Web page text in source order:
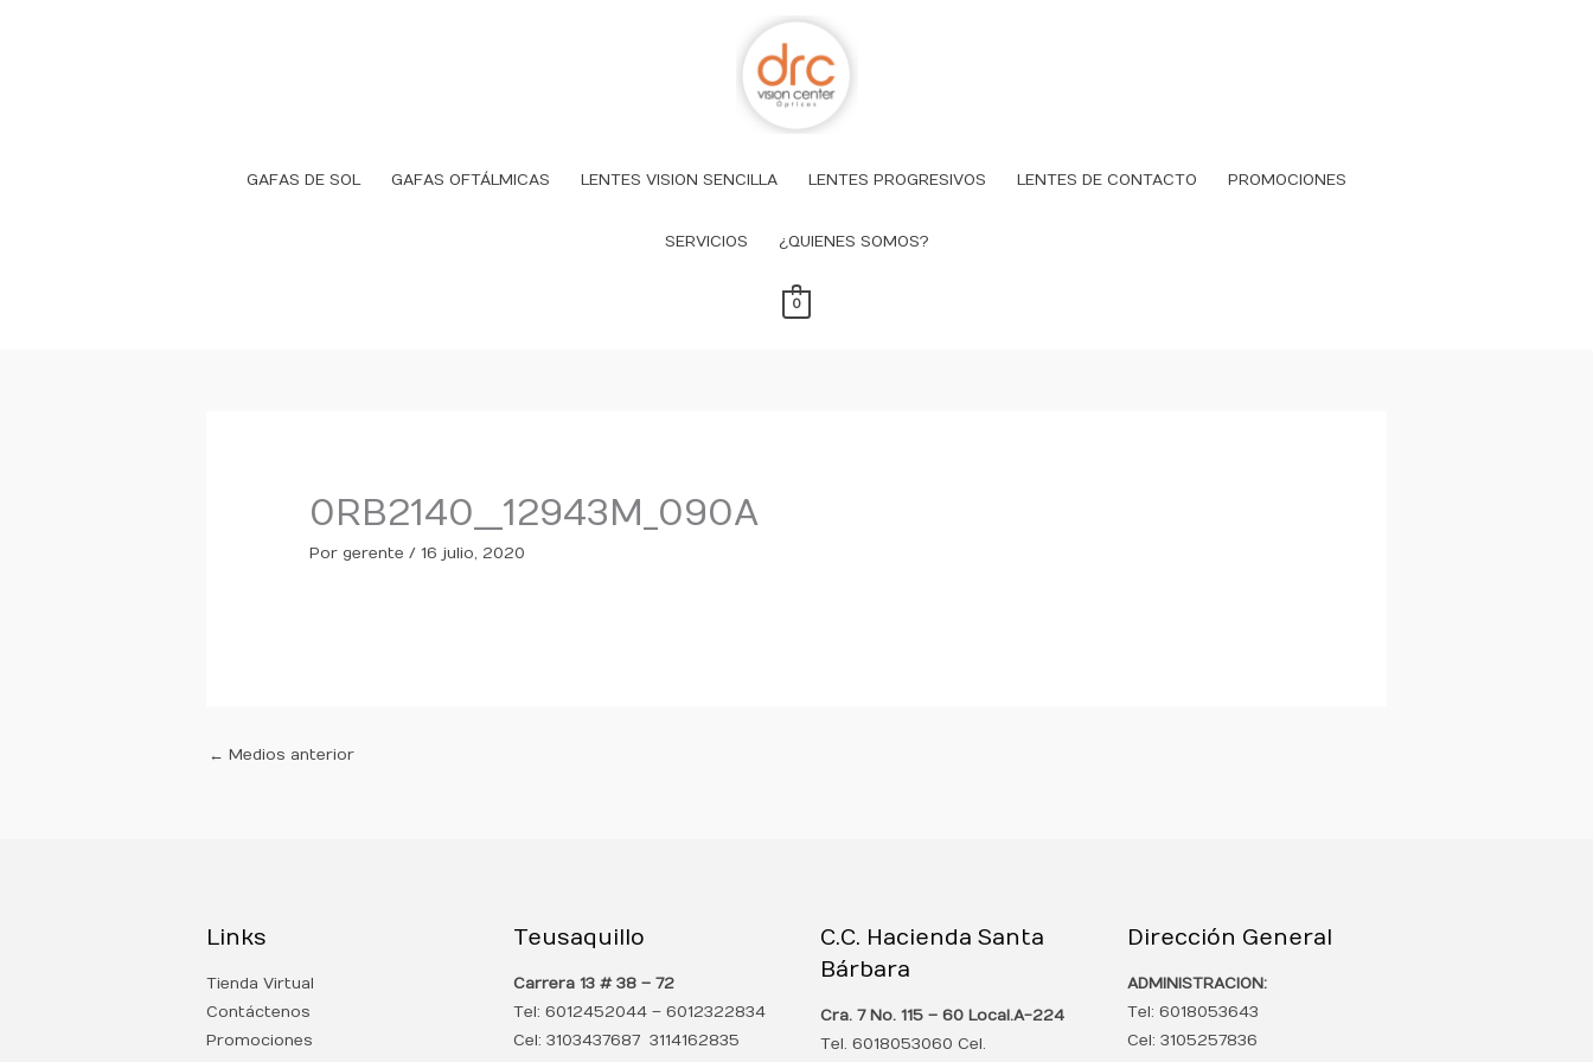
GAFAS DE SOL GAFAS OFTÁLMICAS LENTES VISION SENCILLA LENTES PROGRESIVOS LENTES DE CONTACTO PROMOCIONES
SERVICIOS ¿QUIENES SOMOS?
0
0RB2140__12943M_090A
Por gerente / 16 julio, 2020
← Medios anterior
Links
Tienda Virtual
Contáctenos
Promociones
Teusaquillo
Carrera 13 # 38 – 72
Tel: 6012452044 – 6012322834
Cel: 3103437687 3114162835
C.C. Hacienda Santa
Bárbara
Cra. 7 No. 115 – 60 Local.A-224
Tel. 6018053060 Cel.
Dirección General
ADMINISTRACION:
Tel: 6018053643
Cel: 3105257836